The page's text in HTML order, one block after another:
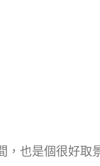
，也是個很好取